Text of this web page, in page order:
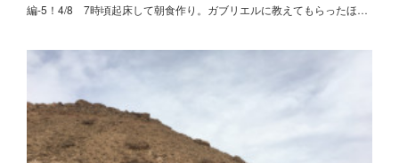
編-5！4/8 7時頃起床して朝食作り。ガブリエルに教えてもらったほ…